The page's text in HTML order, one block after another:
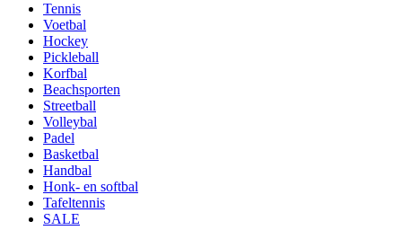
Tennis
Voetbal
Hockey
Pickleball
Korfbal
Beachsporten
Streetball
Volleybal
Padel
Basketbal
Handbal
Honk- en softbal
Tafeltennis
SALE